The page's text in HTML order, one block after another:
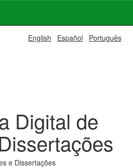
English Español Português
Digital de
e Dissertações